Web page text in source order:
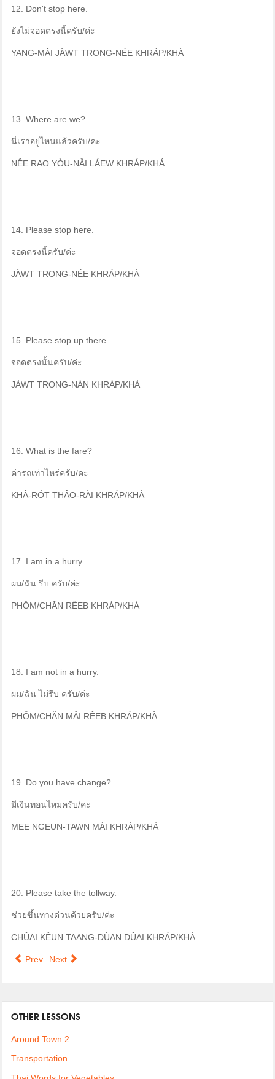
12. Don't stop here.
ยังไม่จอดตรงนี้ครับ/ค่ะ
YANG-MÂI JÀWT TRONG-NÉE KHRÁP/KHÀ
13. Where are we?
นี่เราอยู่ไหนแล้วครับ/คะ
NÊE RAO YÒU-NǍI LÁEW KHRÁP/KHÁ
14. Please stop here.
จอดตรงนี้ครับ/ค่ะ
JÀWT TRONG-NÉE KHRÁP/KHÀ
15. Please stop up there.
จอดตรงนั้นครับ/ค่ะ
JÀWT TRONG-NÁN KHRÁP/KHÀ
16. What is the fare?
ค่ารถเท่าไหร่ครับ/คะ
KHÂ-RÓT THÂO-RÀI KHRÁP/KHÀ
17. I am in a hurry.
ผม/ฉัน รีบ ครับ/ค่ะ
PHǑM/CHĂN RÊEB KHRÁP/KHÀ
18. I am not in a hurry.
ผม/ฉัน ไม่รีบ ครับ/ค่ะ
PHǑM/CHĂN MÂI RÊEB KHRÁP/KHÀ
19. Do you have change?
มีเงินทอนไหมครับ/คะ
MEE NGEUN-TAWN MÁI KHRÁP/KHÀ
20. Please take the tollway.
ช่วยขึ้นทางด่วนด้วยครับ/ค่ะ
CHÛAI KÊUN TAANG-DÙAN DÛAI KHRÁP/KHÀ
Prev Next
OTHER LESSONS
Around Town 2
Transportation